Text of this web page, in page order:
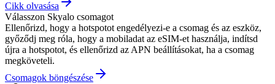
Cikk olvasása
Válasszon Skyalo csomagot
Ellenőrizd, hogy a hotspotot engedélyezi-e a csomag és az eszköz,
győződj meg róla, hogy a mobiladat az eSIM-et használja, indítsd
újra a hotspotot, és ellenőrizd az APN beállításokat, ha a csomag
megköveteli.
Csomagok böngészése